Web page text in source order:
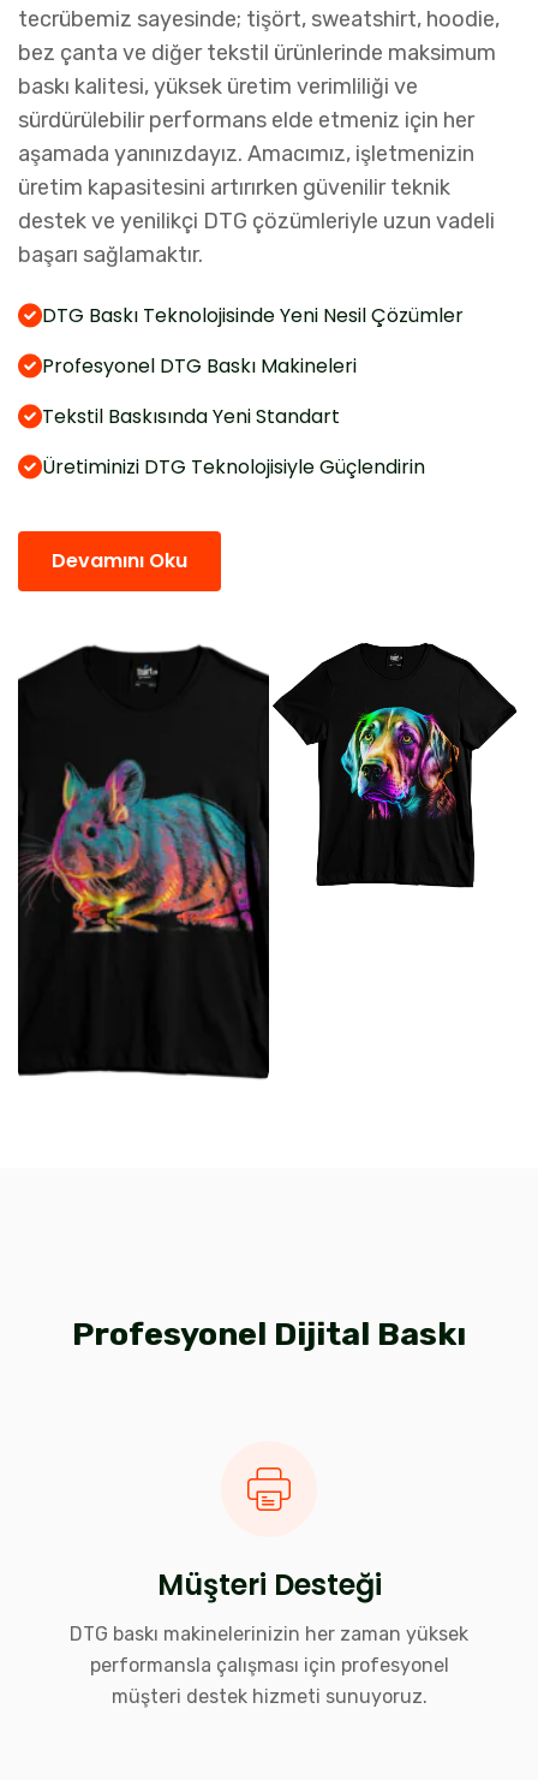
tecrübemiz sayesinde; tişört, sweatshirt, hoodie,
bez çanta ve diğer tekstil ürünlerinde maksimum
baskı kalitesi, yüksek üretim verimliliği ve
sürdürülebilir performans elde etmeniz için her
aşamada yanınızdayız. Amacımız, işletmenizin
üretim kapasitesini artırırken güvenilir teknik
destek ve yenilikçi DTG çözümleriyle uzun vadeli
başarı sağlamaktır.
DTG Baskı Teknolojisinde Yeni Nesil Çözümler
Profesyonel DTG Baskı Makineleri
Tekstil Baskısında Yeni Standart
Üretiminizi DTG Teknolojisiyle Güçlendirin
Devamını Oku
Profesyonel Dijital Baskı
Müşteri Desteği
DTG baskı makinelerinizin her zaman yüksek
performansla çalışması için profesyonel
müşteri destek hizmeti sunuyoruz.